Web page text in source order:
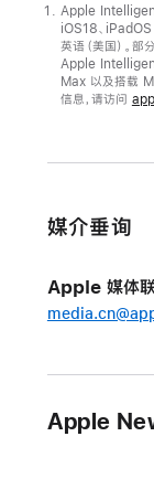
健
康
和
健
洞
新
增
多
性
Apple
iOS18、
英语（美国）。
Apple
Max 以及搭载
信息，请访问
媒介垂询
Apple 媒体
Apple